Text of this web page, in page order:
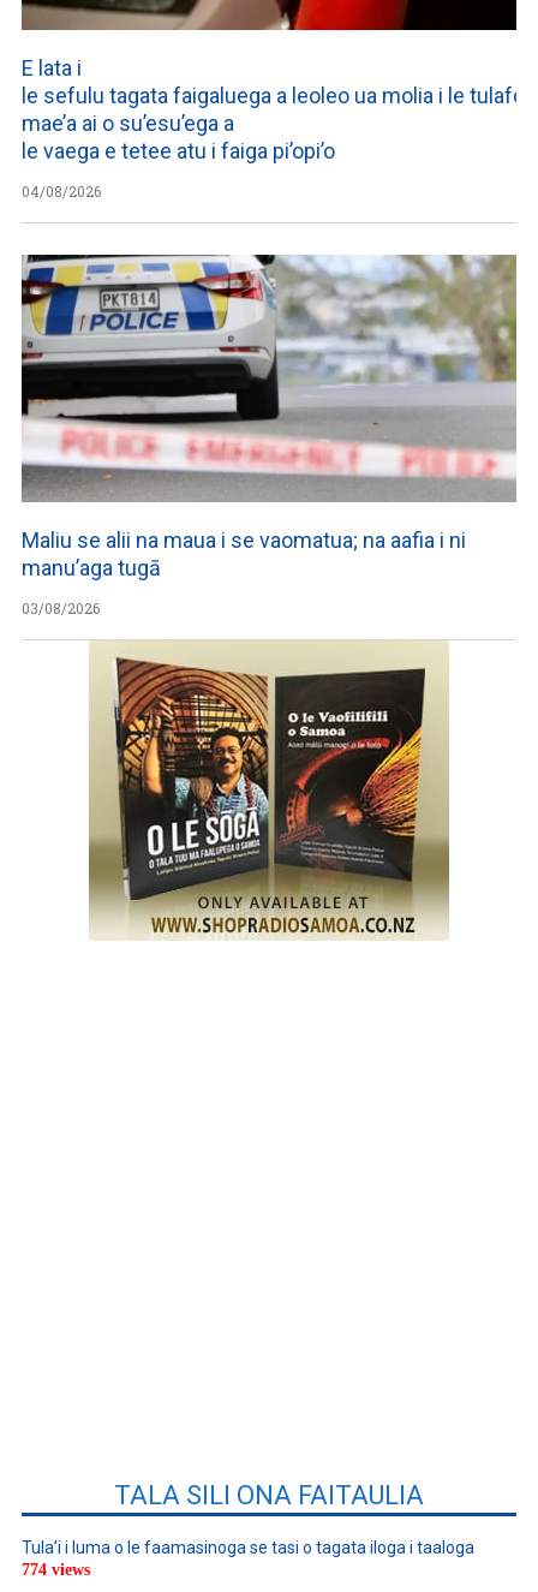
E lata i
le sefulu tagata faigaluega a leoleo ua molia i le
mae’a ai o su’esu’ega a
le vaega e tetee atu i faiga pi’opi’o
04/08/2026
Maliu se alii na maua i se vaomatua; na aafia i ni
manu’aga tugā
03/08/2026
TALA SILI ONA FAITAULIA
Tula’i i luma o le faamasinoga se tasi o tagata iloga i taaloga
774 views